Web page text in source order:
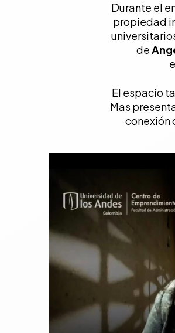
Durante el
propiedad
de
El espacio
Mas
conexión